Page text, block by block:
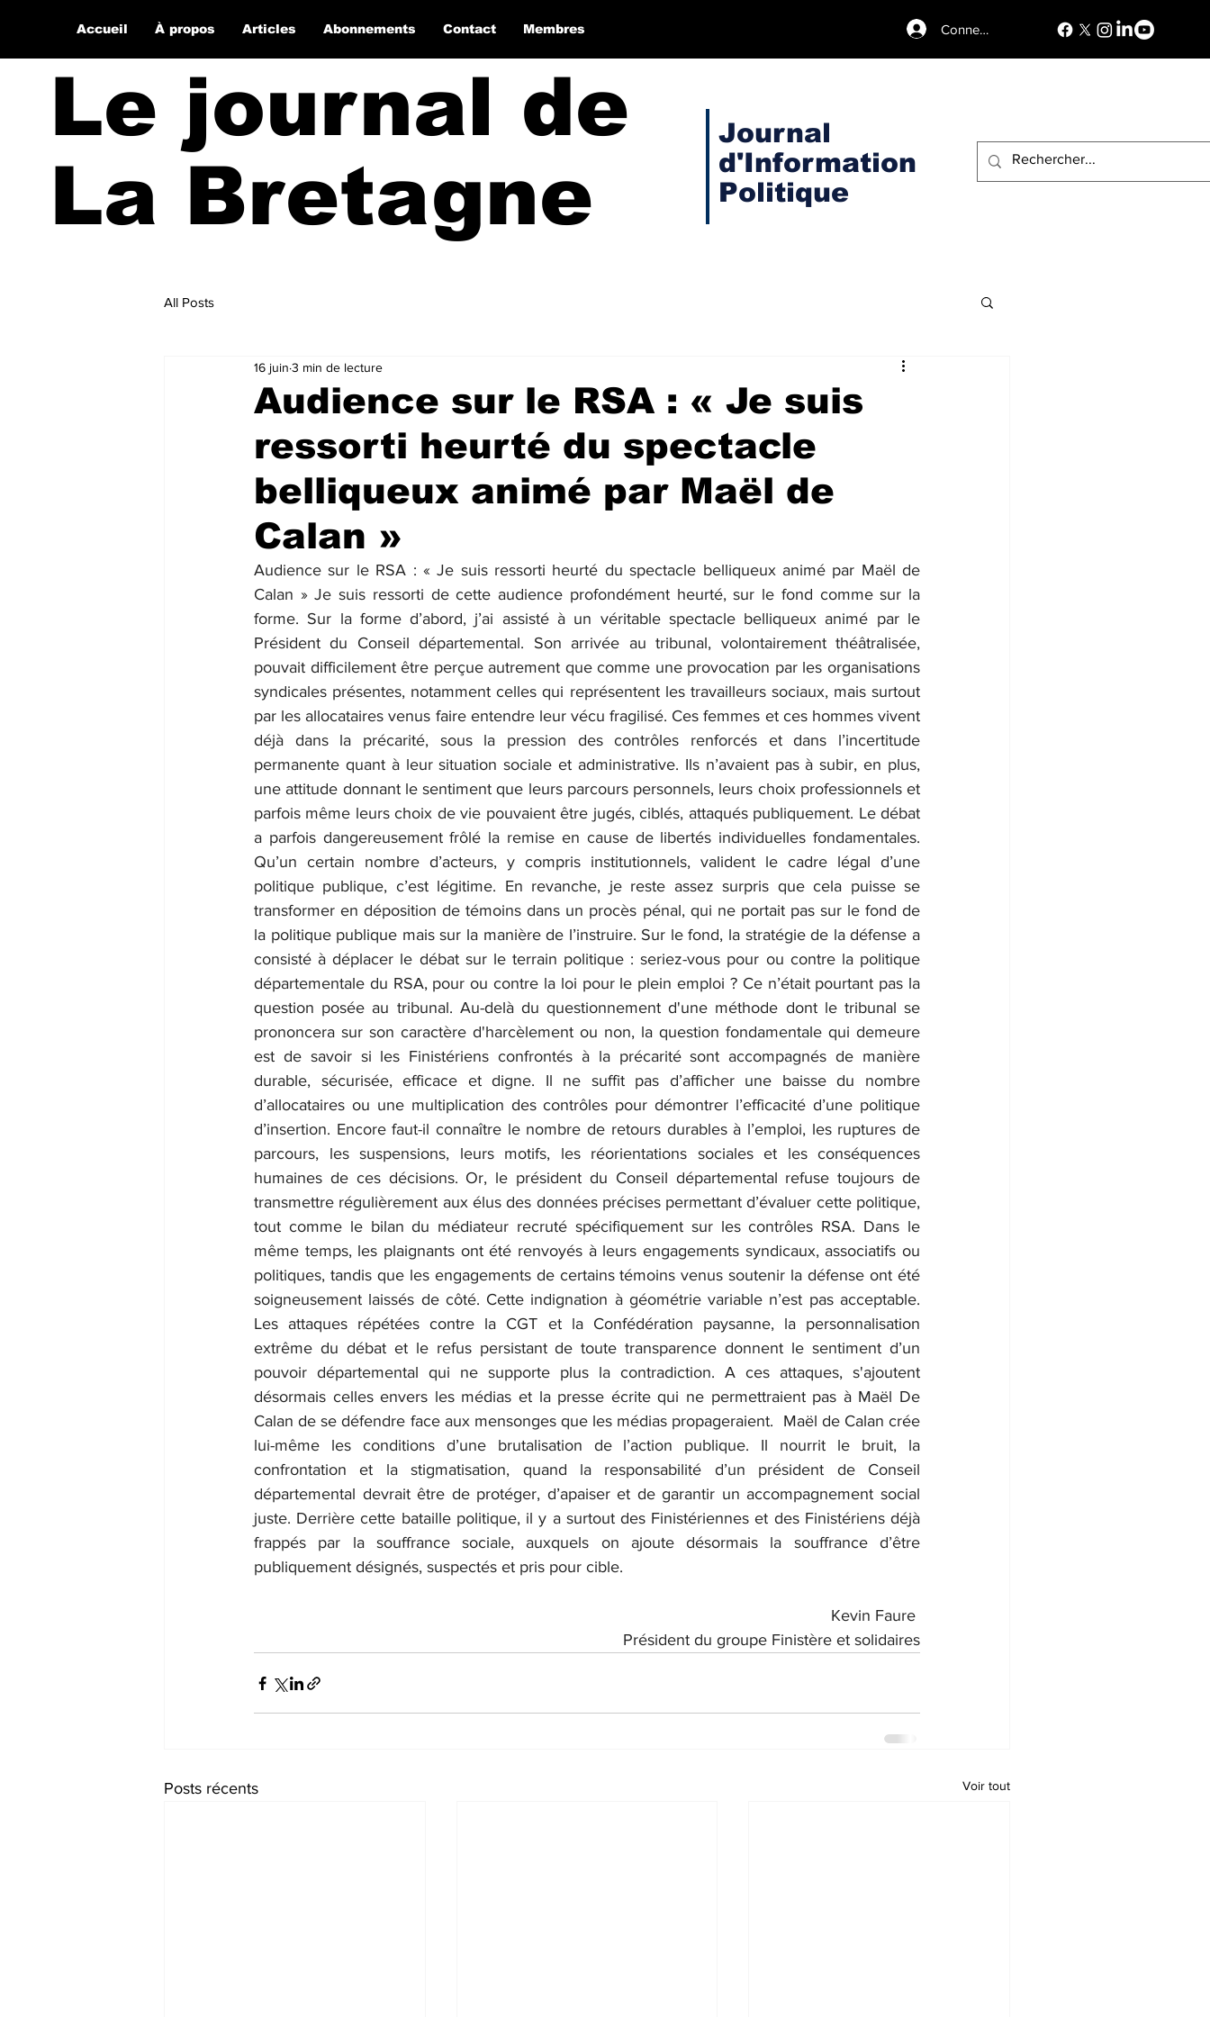
Accueil À propos Articles Abonnements Contact Membres Connexion
Le journal de
La Bretagne
Journal
d'Information
Politique
All Posts
Audience sur le RSA : « Je suis
ressorti heurté du spectacle
belliqueux animé par Maël de
Calan »
16 juin 3 min de lecture
Audience sur le RSA : « Je suis ressorti heurté du spectacle belliqueux animé par Maël de
Calan » Je suis ressorti de cette audience profondément heurté, sur le fond comme sur la
forme. Sur la forme d’abord, j’ai assisté à un véritable spectacle belliqueux animé par le
Président du Conseil départemental. Son arrivée au tribunal, volontairement théâtralisée,
pouvait difficilement être perçue autrement que comme une provocation par les organisations
syndicales présentes, notamment celles qui représentent les travailleurs sociaux, mais surtout
par les allocataires venus faire entendre leur vécu fragilisé. Ces femmes et ces hommes vivent
déjà dans la précarité, sous la pression des contrôles renforcés et dans l’incertitude
permanente quant à leur situation sociale et administrative. Ils n’avaient pas à subir, en plus,
une attitude donnant le sentiment que leurs parcours personnels, leurs choix professionnels et
parfois même leurs choix de vie pouvaient être jugés, ciblés, attaqués publiquement. Le débat
a parfois dangereusement frôlé la remise en cause de libertés individuelles fondamentales.
Qu’un certain nombre d’acteurs, y compris institutionnels, valident le cadre légal d’une
politique publique, c’est légitime. En revanche, je reste assez surpris que cela puisse se
transformer en déposition de témoins dans un procès pénal, qui ne portait pas sur le fond de
la politique publique mais sur la manière de l’instruire. Sur le fond, la stratégie de la défense a
consisté à déplacer le débat sur le terrain politique : seriez-vous pour ou contre la politique
départementale du RSA, pour ou contre la loi pour le plein emploi ? Ce n’était pourtant pas la
question posée au tribunal. Au-delà du questionnement d'une méthode dont le tribunal se
prononcera sur son caractère d'harcèlement ou non, la question fondamentale qui demeure
est de savoir si les Finistériens confrontés à la précarité sont accompagnés de manière
durable, sécurisée, efficace et digne. Il ne suffit pas d’afficher une baisse du nombre
d’allocataires ou une multiplication des contrôles pour démontrer l’efficacité d’une politique
d’insertion. Encore faut-il connaître le nombre de retours durables à l’emploi, les ruptures de
parcours, les suspensions, leurs motifs, les réorientations sociales et les conséquences
humaines de ces décisions. Or, le président du Conseil départemental refuse toujours de
transmettre régulièrement aux élus des données précises permettant d’évaluer cette politique,
tout comme le bilan du médiateur recruté spécifiquement sur les contrôles RSA. Dans le
même temps, les plaignants ont été renvoyés à leurs engagements syndicaux, associatifs ou
politiques, tandis que les engagements de certains témoins venus soutenir la défense ont été
soigneusement laissés de côté. Cette indignation à géométrie variable n’est pas acceptable.
Les attaques répétées contre la CGT et la Confédération paysanne, la personnalisation
extrême du débat et le refus persistant de toute transparence donnent le sentiment d’un
pouvoir départemental qui ne supporte plus la contradiction. A ces attaques, s'ajoutent
désormais celles envers les médias et la presse écrite qui ne permettraient pas à Maël De
Calan de se défendre face aux mensonges que les médias propageraient.  Maël de Calan crée
lui-même les conditions d’une brutalisation de l’action publique. Il nourrit le bruit, la
confrontation et la stigmatisation, quand la responsabilité d’un président de Conseil
départemental devrait être de protéger, d’apaiser et de garantir un accompagnement social
juste. Derrière cette bataille politique, il y a surtout des Finistériennes et des Finistériens déjà
frappés par la souffrance sociale, auxquels on ajoute désormais la souffrance d’être
publiquement désignés, suspectés et pris pour cible.
Kevin Faure
Président du groupe Finistère et solidaires
Posts récents Voir tout